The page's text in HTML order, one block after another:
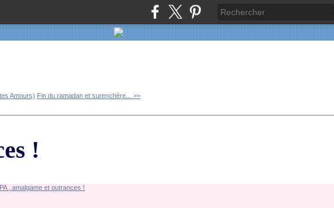
Amours) Fin du ramadan et surenchère... >>
!